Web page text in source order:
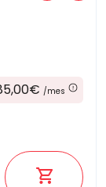
/mes